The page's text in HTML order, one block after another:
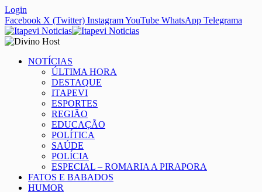
Login
Facebook X (Twitter) InstagramYouTube WhatsApp Telegrama
NOTÍCIAS
ÚLTIMA HORA
DESTAQUE
ITAPEVI
ESPORTES
REGIÃO
EDUCAÇÃO
POLÍTICA
SAÚDE
POLÍCIA
ESPECIAL – ROMARIA A PIRAPORA
FATOS E BABADOS
HUMOR